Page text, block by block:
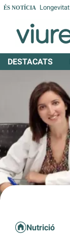
ÉS NOTÍCIA Longevitat
DESTACATS
Nutrició